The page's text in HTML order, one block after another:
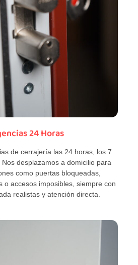
24 Horas
de cerrajería las 24 horas, los 7
desplazamos a domicilio para
como puertas bloqueadas,
o accesos imposibles, siempre con
realistas y atención directa.